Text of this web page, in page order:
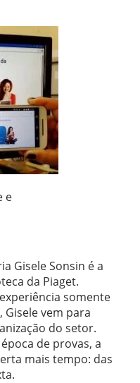
e
Gisele Sonsin é a
da Piaget.
somente
vem para
do setor.
de provas, a
mais tempo: das